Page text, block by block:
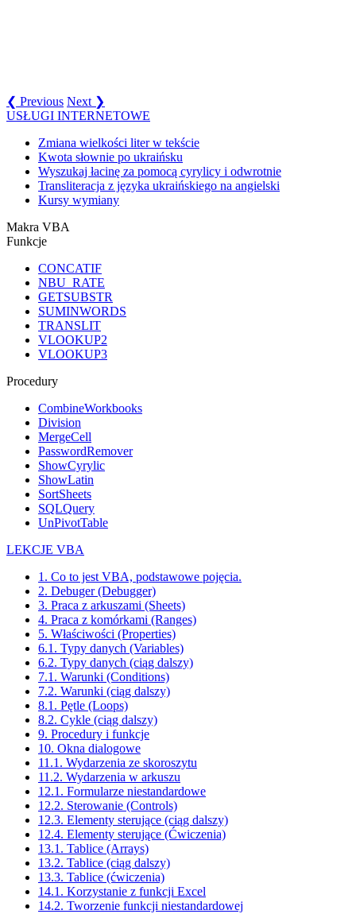
❮ Previous Next ❯
USŁUGI INTERNETOWE
Zmiana wielkości liter w tekście
Kwota słownie po ukraińsku
Wyszukaj łacinę za pomocą cyrylicy i odwrotnie
Transliteracja z języka ukraińskiego na angielski
Kursy wymiany
Makra VBA
Funkcje
CONCATIF
NBU_RATE
GETSUBSTR
SUMINWORDS
TRANSLIT
VLOOKUP2
VLOOKUP3
Procedury
CombineWorkbooks
Division
MergeCell
PasswordRemover
ShowCyrylic
ShowLatin
SortSheets
SQLQuery
UnPivotTable
LEKCJE VBA
1. Co to jest VBA, podstawowe pojęcia.
2. Debuger (Debugger)
3. Praca z arkuszami (Sheets)
4. Praca z komórkami (Ranges)
5. Właściwości (Properties)
6.1. Typy danych (Variables)
6.2. Typy danych (ciąg dalszy)
7.1. Warunki (Conditions)
7.2. Warunki (ciąg dalszy)
8.1. Pętle (Loops)
8.2. Cykle (ciąg dalszy)
9. Procedury i funkcje
10. Okna dialogowe
11.1. Wydarzenia ze skoroszytu
11.2. Wydarzenia w arkuszu
12.1. Formularze niestandardowe
12.2. Sterowanie (Controls)
12.3. Elementy sterujące (ciąg dalszy)
12.4. Elementy sterujące (Ćwiczenia)
13.1. Tablice (Arrays)
13.2. Tablice (ciąg dalszy)
13.3. Tablice (ćwiczenia)
14.1. Korzystanie z funkcji Excel
14.2. Tworzenie funkcji niestandardowej